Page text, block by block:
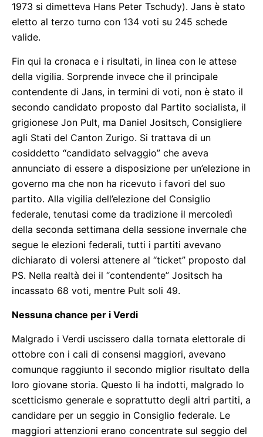
1973 si dimetteva Hans Peter Tschudy). Jans è stato
eletto al terzo turno con 134 voti su 245 schede
valide.
Fin qui la cronaca e i risultati, in linea con le attese
della vigilia. Sorprende invece che il principale
contendente di Jans, in termini di voti, non è stato il
secondo candidato proposto dal Partito socialista, il
grigionese Jon Pult, ma Daniel Jositsch, Consigliere
agli Stati del Canton Zurigo. Si trattava di un
cosiddetto “candidato selvaggio” che aveva
annunciato di essere a disposizione per un’elezione in
governo ma che non ha ricevuto i favori del suo
partito. Alla vigilia dell’elezione del Consiglio
federale, tenutasi come da tradizione il mercoledì
della seconda settimana della sessione invernale che
segue le elezioni federali, tutti i partiti avevano
dichiarato di volersi attenere al “ticket” proposto dal
PS. Nella realtà dei il “contendente” Jositsch ha
incassato 68 voti, mentre Pult soli 49.
Nessuna chance per i Verdi
Malgrado i Verdi uscissero dalla tornata elettorale di
ottobre con i cali di consensi maggiori, avevano
comunque raggiunto il secondo miglior risultato della
loro giovane storia. Questo li ha indotti, malgrado lo
scetticismo generale e soprattutto degli altri partiti, a
candidare per un seggio in Consiglio federale. Le
maggiori attenzioni erano concentrate sul seggio del